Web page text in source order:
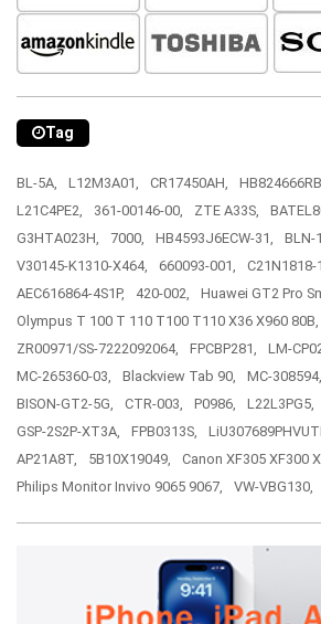
Tag
BL-5A, L12M3A01, CR17450AH,
L21C4PE2,
361-00146-00, ZTE A33S,
G3HTA023H,
7000, HB4593J6ECW-31, BLN-
V30145-K1310-X464,
660093-001, C21N1818-
AEC616864-4S1P,
420-002,
Huawei GT2 Pro
Olympus T 100 T 110 T100 T110 X36 X960 80B,
ZR00971/SS-7222092064,
FPCBP281, LM-
MC-265360-03,
Blackview Tab 90, MC-308594,
BISON-GT2-5G,
CTR-003, P0986, L22L3PG5,
GSP-2S2P-XT3A,
FPB0313S,
AP21A8T,
5B10X19049,
Canon XF305 XF300
Philips Monitor Invivo 9065 9067,
VW-VBG130,